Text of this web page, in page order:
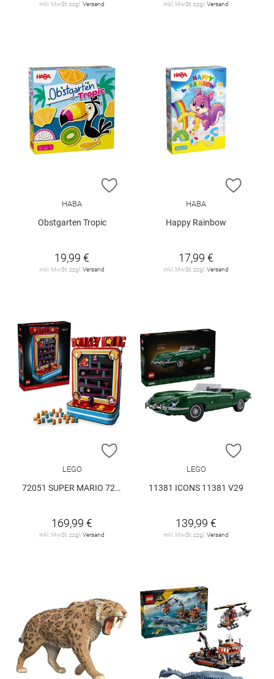
inkl. MwSt. zzgl.Versand inkl. MwSt. zzgl.Versand
ZUR WUNSCHLISTE HINZUFÜGEN
HABA
Obstgarten Tropic
19,99 €
inkl. MwSt. zzgl. Versand
ZUR
HABA
Happy Rainbow
17,99 €
inkl. MwSt. zzgl. Versand
ZUR WUNSCHLISTE HINZUFÜGEN
LEGO
72051 SUPER MARIO 72051 V29
169,99 €
inkl. MwSt. zzgl. Versand
ZUR
LEGO
11381 ICONS 11381 V29
139,99 €
inkl. MwSt. zzgl. Versand